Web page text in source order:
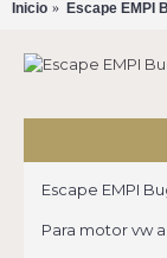
Inicio Escape EMPI
Escape EMPI
Para motor vw